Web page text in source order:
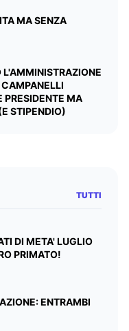
MA SENZA
L'AMMINISTRAZIONE
PRESIDENTE MA
STIPENDIO)
TUTTI
DI META' LUGLIO
PRIMATO!
ENTRAMBI